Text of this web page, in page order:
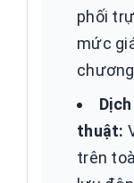
phối
mức
thuật:
trên